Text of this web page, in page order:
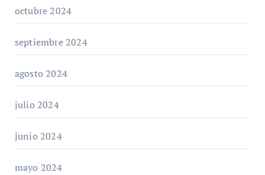
octubre 2024
septiembre 2024
agosto 2024
julio 2024
junio 2024
mayo 2024